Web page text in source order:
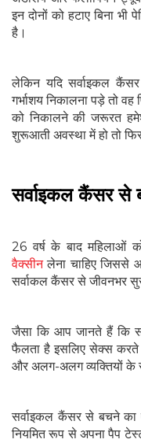
इन दोनों को हटाए बिना भी
है।
लेकिन यदि सर्वाइकल
गर्भाशय निकालना पड़े तो वह
को निकालने की जरूरत
शुरूआती अवस्था में हो तो
सर्वाइकल कैंसर से
26 वर्ष के बाद
वैक्सीनलेना चाहिए जिससे
सर्वाकल कैंसर से जीवनभर
जैसा कि आप जानते हैं कि
फैलता है इसलिए सेक्स करते
और अलग-अलग व्यक्तियों के
सर्वाइकल कैंसर से बचने
नियमित रूप से अपना पैप